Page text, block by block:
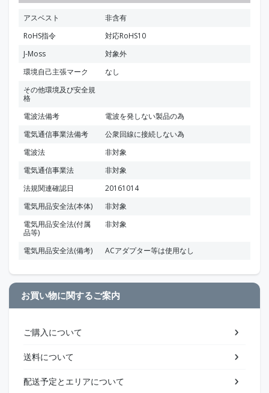
アスベスト
非含有
RoHS指令
対応RoHS10
J-Moss
対象外
環境自己主張マーク
なし
その他環境及び安全規
格
電波法備考
電波を発しない製品の為
電気通信事業法備考
公衆回線に接続しない為
電波法
非対象
電気通信事業法
非対象
法規関連確認日
20161014
電気用品安全法(本体)
非対象
電気用品安全法(付属
品等)
非対象
電気用品安全法(備考) ACアダプター等は使用なし
お買い物に関するご案内
ご購入について
送料について
配送予定とエリアについて